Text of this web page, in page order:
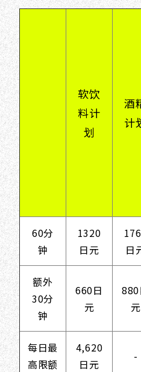
软饮
料计
划
酒
计
60分
钟
1320
日元
日
额外
30分
钟
660日
元
880
元
每日最
高限额
4,620
日元
-